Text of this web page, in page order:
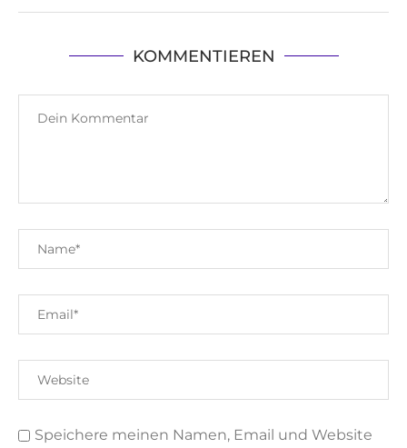
KOMMENTIEREN
Speichere meinen Namen, Email und Website